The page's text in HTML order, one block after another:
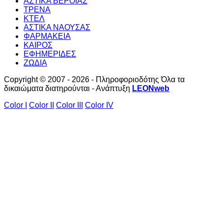
ΤΡΕΝΑ
ΚΤΕΛ
ΑΣΤΙΚΑ ΝΑΟΥΣΑΣ
ΦΑΡΜΑΚΕΙΑ
ΚΑΙΡΟΣ
ΕΦΗΜΕΡΙΔΕΣ
ΖΩΔΙΑ
Copyright © 2007 - 2026 - Πληροφοριοδότης Όλα τα
δικαιώματα διατηρούνται - Ανάπτυξη LEONweb
Color I
Color II Color III Color IV